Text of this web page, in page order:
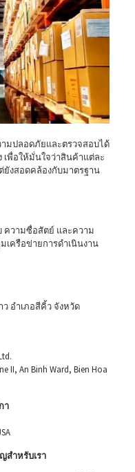
ามปลอดภัยและตรวจสอบได้
เพื่อให้มั่นใจว่าสินค้าแต่ละ
ยังสอดคล้องกับมาตรฐาน
ความซื่อสัตย์ และความ
เครือข่ายการดำเนินงาน
อำเภอสีคิ้ว จังหวัด
II, An Binh Ward, Bien Hoa
า
สำหรับเรา